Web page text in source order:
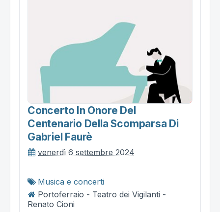
Concerto In Onore Del
Centenario Della Scomparsa Di
Gabriel Faurè
venerdì 6 settembre 2024
Musica e concerti
Portoferraio - Teatro dei Vigilanti -
Renato Cioni